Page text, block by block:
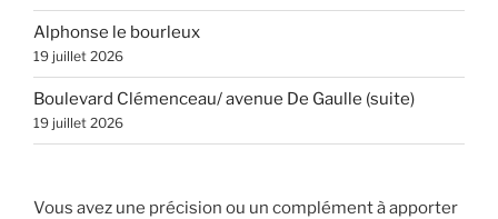
Alphonse le bourleux
19 juillet 2026
Boulevard Clémenceau/ avenue De Gaulle (suite)
19 juillet 2026
Vous avez une précision ou un complément à apporter